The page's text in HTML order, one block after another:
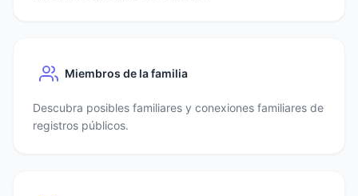
Miembros de la familia
Descubra posibles familiares y conexiones familiares de
registros públicos.